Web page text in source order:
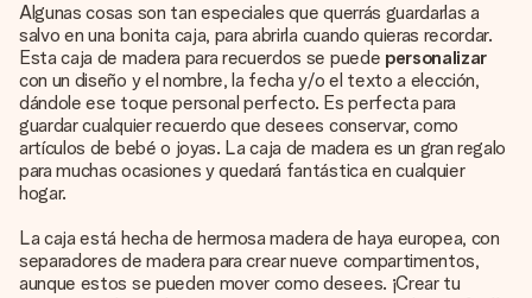
Algunas cosas son tan especiales que querrás guardarlas a
salvo en una bonita caja, para abrirla cuando quieras recordar.
Esta caja de madera para recuerdos se puede personalizar
con un diseño y el nombre, la fecha y/o el texto a elección,
dándole ese toque personal perfecto. Es perfecta para
guardar cualquier recuerdo que desees conservar, como
artículos de bebé o joyas. La caja de madera es un gran regalo
para muchas ocasiones y quedará fantástica en cualquier
hogar.
La caja está hecha de hermosa madera de haya europea, con
separadores de madera para crear nueve compartimentos,
aunque estos se pueden mover como desees. ¡Crear tu